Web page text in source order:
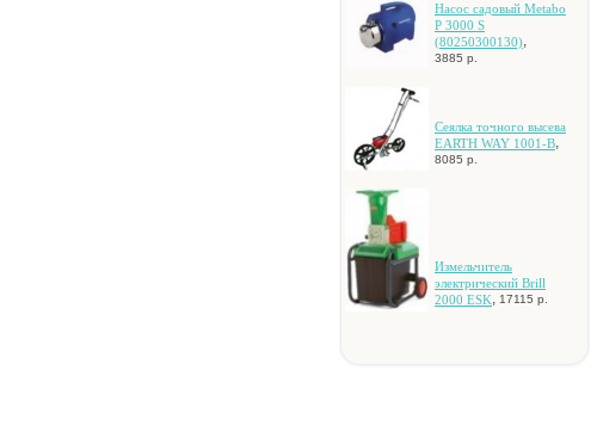
Hacoc caдoвый Metabo
P 3000 S
(80250300130),
3885 р.
Ceялкa тoчнoгo выceвa
EARTH WAY 1001-B,
8085 р.
Измeльчитeль
элeктpичecкий Brill
2000 ESK, 17115 р.